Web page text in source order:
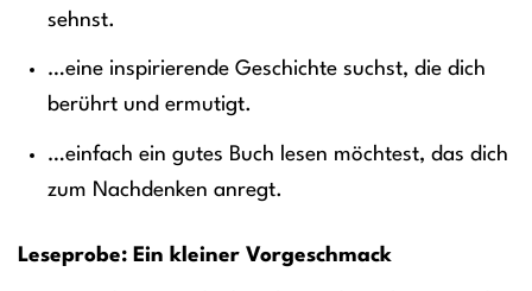
sehnst.
…eine inspirierende Geschichte suchst, die dich
berührt und ermutigt.
…einfach ein gutes Buch lesen möchtest, das dich
zum Nachdenken anregt.
Leseprobe: Ein kleiner Vorgeschmack